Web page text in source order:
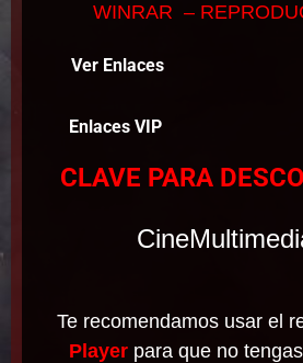
WINRAR –
Ver Enlaces
Enlaces VIP
CLAVE PARA
Te recomendamos usar el
Player para que no